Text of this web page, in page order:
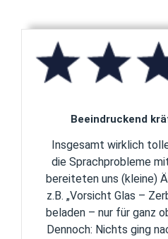
Beeindruckend
Insgesamt wirklich
die Sprachprobleme
bereiteten uns (kleine)
z.B. „Vorsicht Glas –
beladen – nur für ganz
Dennoch: Nichts ging